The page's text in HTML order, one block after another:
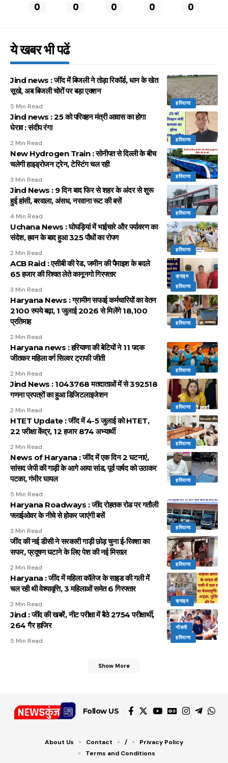
0 0 0 0 0
ये खबर भी पढें
हरियाणा
Jind news : जींद में बिजली ने तोड़ा रिकॉर्ड, धान के खेत
सूखे, अब बिजली चोरों पर बड़ा एक्शन
5 Min Read
हरियाणा
Jind news : 25 को परिवहन मंत्री आवास का होगा
घेराव : संदीप रंगा
2 Min Read
हरियाणा
New Hydrogen Train : सोनीपत से दिल्ली के बीच
चलेगी हाइड्रोजन ट्रेन, टेस्टिंग चल रही
3 Min Read
हरियाणा
Jind News : 9 दिन बाद फिर से शहर के अंदर से शुरू
हुई हांसी, बरवाला, अंसध, नरवाना रूट की बसें
4 Min Read
हरियाणा
Uchana News : घोघड़ियां में भाईचारे और पर्यावरण का
संदेश, हवन के बाद हुआ 325 पौधों का रोपण
2 Min Read
क्राइम
हरियाणा
ACB Raid : एसीबी की रेड, जमीन की पैमाइश के बदले
65 हजार की रिश्वत लेते कानूनगो गिरफ्तार
3 Min Read
हरियाणा
Haryana News : ग्रामीण सफाई कर्मचारियों का वेतन
2100 रुपये बढ़ा, 1 जुलाई 2026 से मिलेंगे 18,100
प्रतिमाह
2 Min Read
हरियाणा
Haryana news : हरियाणा की बेटियों ने 11 पदक
जीतकर महिला वर्ग सिल्वर ट्राफी जीती
2 Min Read
हरियाणा
Jind News : 1043768 मतदाताओं में से 392518
गणना प्रपत्रों का हुआ डिजिटलाइजेशन
2 Min Read
हरियाणा
HTET Update : जींद में 4-5 जुलाई को HTET,
22 परीक्षा केंद्र, 12 हजार 874 अभ्यार्थी
2 Min Read
हरियाणा
News of Haryana : जींद में एक दिन 2 घटनाएं,
सांसद जेपी की गाड़ी के आगे आया सांड, पूर्व पार्षद को उठाकर
पटका, गंभीर घायल
5 Min Read
हरियाणा
Haryana Roadways : जींद रोहतक रोड पर गतौली
फ्लाईओवर के नीचे से होकर जाएंगी बसें
3 Min Read
हरियाणा
जींद की नई डीसी ने सरकारी गाड़ी छोड़ चुना ई-रिक्शा का
सफर, प्रदूषण घटाने के लिए पेश की नई मिसाल
2 Min Read
क्राइम
Haryana : जींद में महिला कॉलेज के साइड की गली में
चल रही थी वेश्यावृत्ति, 3 महिलाओं समेत 6 गिरफ्तार
2 Min Read
नौकरी
हरियाणा
Jind : जींद की खबरें, नीट परीक्षा में बैठे 2754 परीक्षार्थी,
264 गैर हाजिर
5 Min Read
Show More
Follow US
About Us Contact /
Privacy Policy
Terms and Conditions